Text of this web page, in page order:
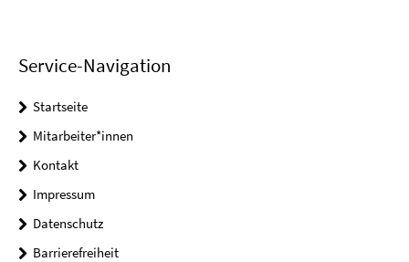
Service-Navigation
Startseite
Mitarbeiter*innen
Kontakt
Impressum
Datenschutz
Barrierefreiheit